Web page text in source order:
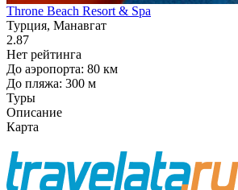
Throne Beach Resort & Spa
Турция, Манавгат
2.87
Нет рейтинга
До аэропорта: 80 км
До пляжа: 300 м
Туры
Описание
Карта